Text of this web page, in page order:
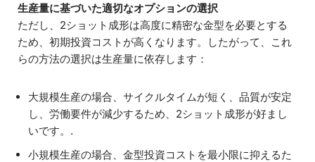
生産量に基づいた適切なオプションの選択
ただし、2ショット成形は高度に精密な金型を必要とする
ため、初期投資コストが高くなります。したがって、これ
らの方法の選択は生産量に依存します：
大規模生産の場合、サイクルタイムが短く、品質が安定
し、労働要件が減少するため、2ショット成形が好まし
いです。.
小規模生産の場合、金型投資コストを最小限に抑えるた